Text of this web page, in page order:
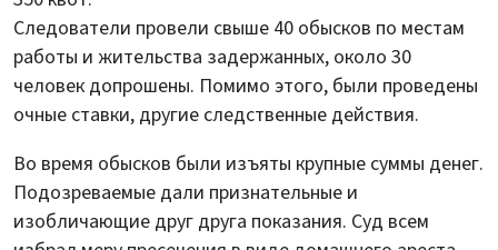
Следователи провели свыше 40 обысков по местам
работы и жительства задержанных, около 30
человек допрошены. Помимо этого, были проведены
очные ставки, другие следственные действия.
Во время обысков были изъяты крупные суммы денег.
Подозреваемые дали признательные и
изобличающие друг друга показания. Суд всем